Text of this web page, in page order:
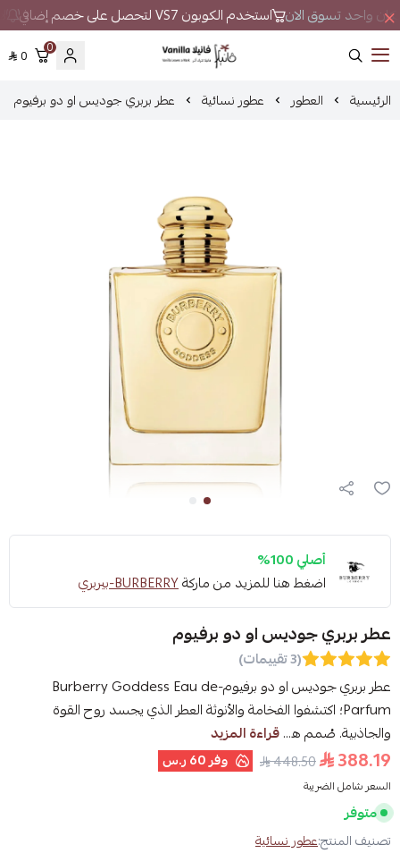
واحد تسوق الان استخدم الكوبون VS7 لتحصل على خصم إضافي
فانيلا
0
0
الرئيسية العطور عطور نسائية عطر بربري جوديس او دو برفيوم
أصلي 100%
اضغط هنا للمزيد من ماركةBURBERRY-بيربري
عطر بربري جوديس او دو برفيوم
(3 تقييمات)
عطر بربري جوديس او دو برفيوم-Burberry Goddess Eau de
Parfum؛ اكتشفوا الفخامة والأنوثة العطر الذي يجسد روح القوة
والجاذبية. صُمم ه...قراءة المزيد
388.19
448.50 وفر60 ر.س
السعر شامل الضريبة
متوفر
تصنيف المنتج:عطور نسائية